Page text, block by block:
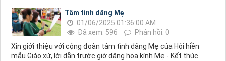
Tâm tình dâng Mẹ
01/06/2025 01:36:00 AM
Đã xem: 596
Phản hồi: 0
Xin giới thiệu với cộng đoàn tâm tình dâng Mẹ của Hội hiền
mẫu Giáo xứ, lời dẫn trước giờ dâng hoa kính Mẹ - Kết thúc